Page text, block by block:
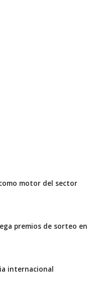
motor del sector
premios de sorteo en
internacional